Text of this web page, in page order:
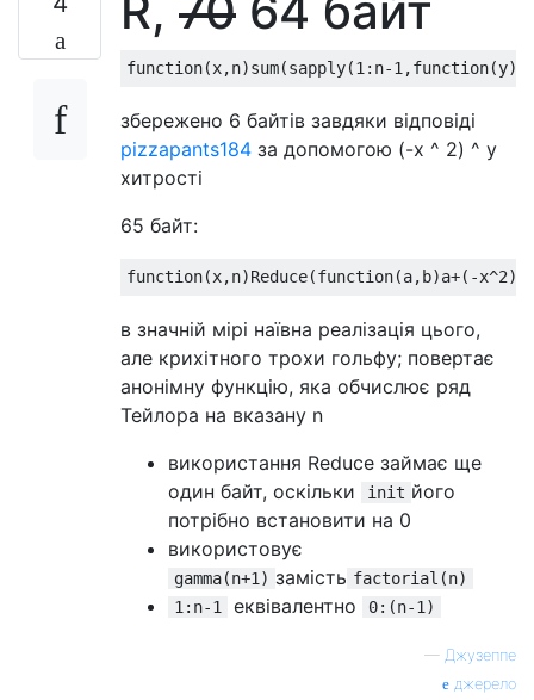
збережено 6 байтів завдяки відповіді
pizzapants184 за допомогою (-x ^ 2) ^ y
хитрості
65 байт:
в значній мірі наївна реалізація цього,
але крихітного трохи гольфу; повертає
анонімну функцію, яка обчислює ряд
Тейлора на вказану n
використання Reduce займає ще
один байт, оскільки
init його
потрібно встановити на 0
використовує
gamma(n+1) замість factorial(n)
1:n-1
еквівалентно 0:(n-1)
— Джузеппе
джерело